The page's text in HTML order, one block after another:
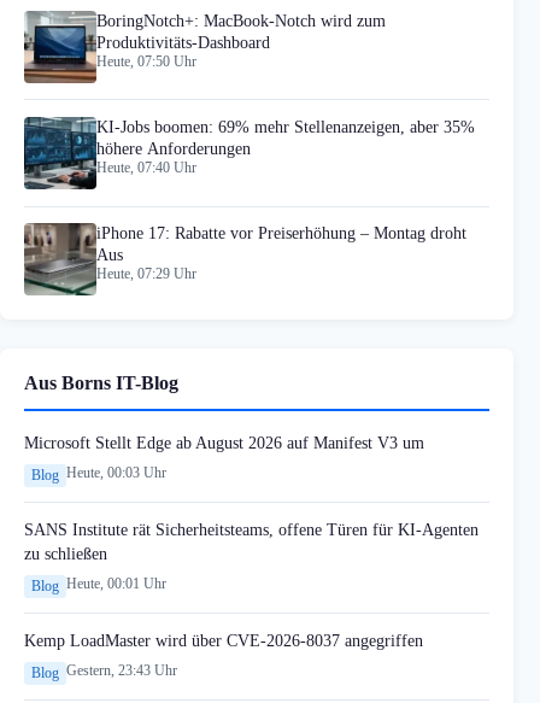
BoringNotch+: MacBook-Notch wird zum
Produktivitäts-Dashboard
Heute, 07:50 Uhr
KI-Jobs boomen: 69% mehr Stellenanzeigen, aber 35%
höhere Anforderungen
Heute, 07:40 Uhr
iPhone 17: Rabatte vor Preiserhöhung – Montag droht
Aus
Heute, 07:29 Uhr
Aus Borns IT-Blog
Microsoft Stellt Edge ab August 2026 auf Manifest V3 um
Blog Heute, 00:03 Uhr
SANS Institute rät Sicherheitsteams, offene Türen für KI-Agenten
zu schließen
Blog Heute, 00:01 Uhr
Kemp LoadMaster wird über CVE-2026-8037 angegriffen
Blog Gestern, 23:43 Uhr